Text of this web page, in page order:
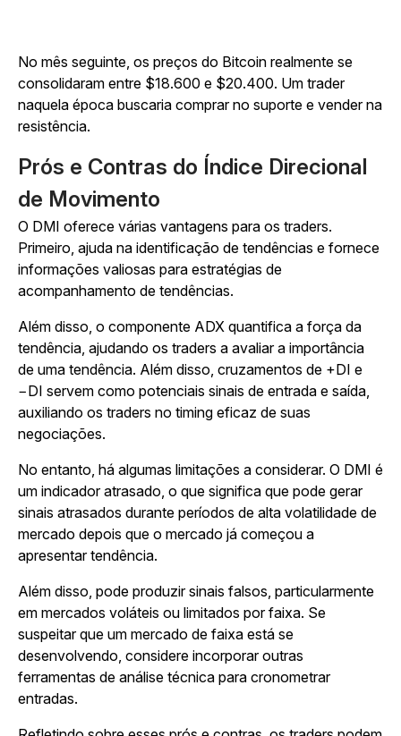
No mês seguinte, os preços do Bitcoin realmente se
consolidaram entre $18.600 e $20.400. Um trader
naquela época buscaria comprar no suporte e vender na
resistência.
Prós e Contras do Índice Direcional
de Movimento
O DMI oferece várias vantagens para os traders.
Primeiro, ajuda na identificação de tendências e fornece
informações valiosas para estratégias de
acompanhamento de tendências.
Além disso, o componente ADX quantifica a força da
tendência, ajudando os traders a avaliar a importância
de uma tendência. Além disso, cruzamentos de +DI e
−DI servem como potenciais sinais de entrada e saída,
auxiliando os traders no timing eficaz de suas
negociações.
No entanto, há algumas limitações a considerar. O DMI é
um indicador atrasado, o que significa que pode gerar
sinais atrasados durante períodos de alta volatilidade de
mercado depois que o mercado já começou a
apresentar tendência.
Além disso, pode produzir sinais falsos, particularmente
em mercados voláteis ou limitados por faixa. Se
suspeitar que um mercado de faixa está se
desenvolvendo, considere incorporar outras
ferramentas de análise técnica para cronometrar
entradas.